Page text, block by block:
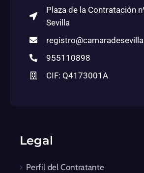
Plaza de la Contratación
Sevilla
955110898
CIF: Q4173001A
Legal
Perfil del Contratante